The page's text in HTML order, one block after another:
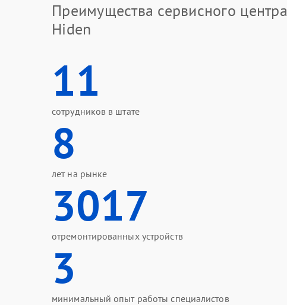
Преимущества сервисного центра
Hiden
11
сотрудников в штате
8
лет на рынке
3017
отремонтированных устройств
3
минимальный опыт работы специалистов